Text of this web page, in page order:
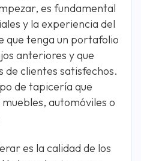
es fundamental
y la experiencia del
que tenga un portafolio
anteriores y que
de clientes satisfechos.
de tapicería que
automóviles o
es la calidad de los